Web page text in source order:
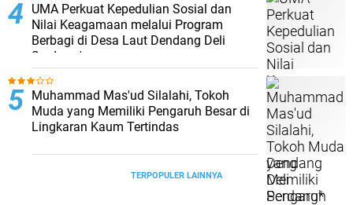
UMA Perkuat Kepedulian Sosial dan
Nilai Keagamaan melalui Program
Berbagi di Desa Laut Dendang Deli
Serdang*
Muhammad Mas'ud Silalahi, Tokoh
Muda yang Memiliki Pengaruh Besar di
Lingkaran Kaum Tertindas
TERPOPULER LAINNYA